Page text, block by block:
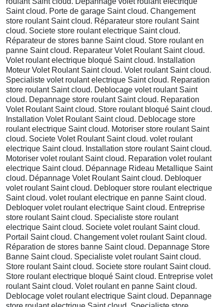
Saint cloud. Porte de garage Saint cloud. Changement
store roulant Saint cloud. Réparateur store roulant Saint
cloud. Societe store roulant electrique Saint cloud.
Réparateur de stores banne Saint cloud. Store roulant en
panne Saint cloud. Reparateur Volet Roulant Saint cloud.
Volet roulant electrique bloqué Saint cloud. Installation
Moteur Volet Roulant Saint cloud. Volet roulant Saint cloud.
Specialiste volet roulant electrique Saint cloud. Reparation
store roulant Saint cloud. Deblocage volet roulant Saint
cloud. Depannage store roulant Saint cloud. Reparation
Volet Roulant Saint cloud. Store roulant bloqué Saint cloud.
Installation Volet Roulant Saint cloud. Deblocage store
roulant electrique Saint cloud. Motoriser store roulant Saint
cloud. Societe Volet Roulant Saint cloud. volet roulant
electrique Saint cloud. Installation store roulant Saint cloud.
Motoriser volet roulant Saint cloud. Reparation volet roulant
electrique Saint cloud. Dépannage Rideau Metallique Saint
cloud. Dépannage Volet Roulant Saint cloud. Debloquer
volet roulant Saint cloud. Debloquer store roulant electrique
Saint cloud. volet roulant electrique en panne Saint cloud.
Debloquer volet roulant electrique Saint cloud. Entreprise
store roulant Saint cloud. Specialiste store roulant
electrique Saint cloud. Societe volet roulant Saint cloud.
Portail Saint cloud. Changement volet roulant Saint cloud.
Réparation de stores banne Saint cloud. Depannage Store
Banne Saint cloud. Specialiste volet roulant Saint cloud.
Store roulant Saint cloud. Societe store roulant Saint cloud.
Store roulant electrique bloqué Saint cloud. Entreprise volet
roulant Saint cloud. Volet roulant en panne Saint cloud.
Deblocage volet roulant electrique Saint cloud. Depannage